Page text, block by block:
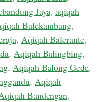
Jaya, aqiqah
Balekambang,
, Aqiqah Balerante,
, Aqiqah Balingbing,
, Aqiqah Balong Gede,
, Aqiqah
Bandengan,